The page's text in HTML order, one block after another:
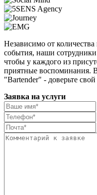
Независимо от
события, наши сотрудники
чтобы у каждого из
приятные воспоминания.
"Bartender" - доверьте
Заявка на услуги